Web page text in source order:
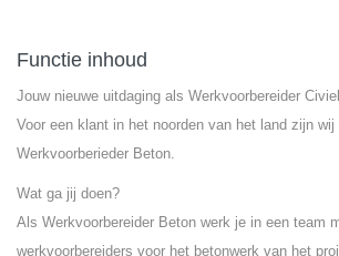
Functie inhoud
Jouw nieuwe uitdaging als Werkvoorbereider
Voor een klant in het noorden van het land zijn
Werkvoorberieder Beton.
Wat ga jij doen?
Als Werkvoorbereider Beton werk je in een team
werkvoorbereiders voor het betonwerk van het